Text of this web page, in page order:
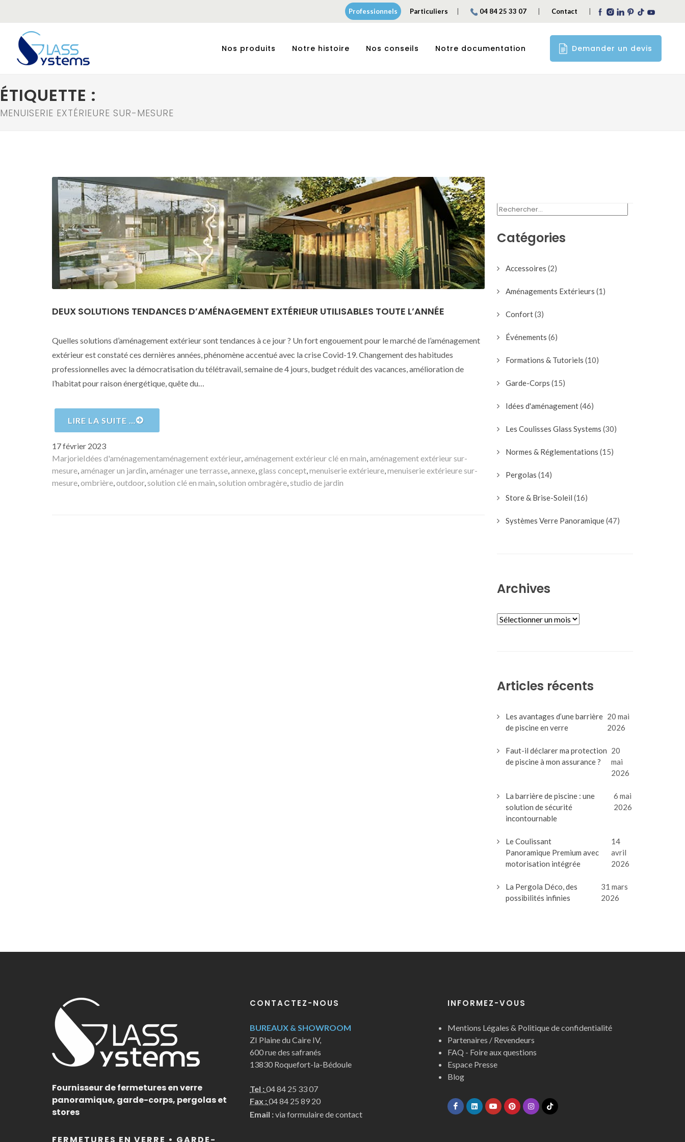
Professionnels Particuliers | 04 84 25 33 07 | Contact |
Nos produits Notre histoire Nos conseils Notre documentation Demander un devis
ÉTIQUETTE :
MENUISERIE EXTÉRIEURE SUR-MESURE
DEUX SOLUTIONS TENDANCES D’AMÉNAGEMENT EXTÉRIEUR UTILISABLES TOUTE L’ANNÉE
Quelles solutions d’aménagement extérieur sont tendances à ce jour ? Un fort engouement pour le marché de l’aménagement
extérieur est constaté ces dernières années, phénomène accentué avec la crise Covid-19. Changement des habitudes
professionnelles avec la démocratisation du télétravail, semaine de 4 jours, budget réduit des vacances, amélioration de
l’habitat pour raison énergétique, quête du…
LIRE LA SUITE …
Publié
le
17 février 2023
Auteur
MarjorieCatégories
Idées d'aménagementMots-
clés
aménagement extérieur,aménagement extérieur clé en main,aménagement extérieur sur-
mesure,aménager un jardin,aménager une terrasse,annexe,glass concept,menuiserie extérieure,menuiserie extérieure sur-
mesure,ombrière,outdoor,solution clé en main,solution ombragère,studio de jardin
RECHERCHER :
Catégories
Accessoires (2)
Aménagements Extérieurs (1)
Confort(3)
Événements (6)
Formations & Tutoriels (10)
Garde-Corps (15)
Idées d'aménagement(46)
Les Coulisses Glass Systems (30)
Normes & Réglementations (15)
Pergolas (14)
Store & Brise-Soleil (16)
Systèmes Verre Panoramique(47)
Archives
ARCHIVES
Articles récents
Les avantages d’une barrière
de piscine en verre
20 mai
2026
Faut-il déclarer ma protection
de piscine à mon assurance ?
20
mai
2026
La barrière de piscine : une
solution de sécurité
incontournable
6 mai
2026
Le Coulissant
Panoramique Premium avec
motorisation intégrée
14
avril
2026
La Pergola Déco, des
possibilités infinies
31 mars
2026
Fournisseur de fermetures en verre
panoramique, garde-corps, pergolas et
stores
CONTACTEZ-NOUS
BUREAUX & SHOWROOM
ZI Plaine du Caire IV,
600 rue des safranés
13830 Roquefort-la-Bédoule
Tel :04 84 25 33 07
Fax :04 84 25 89 20
Email :via formulaire de contact
INFORMEZ-VOUS
Mentions Légales & Politique de confidentialité
Partenaires / Revendeurs
FAQ - Foire aux questions
Espace Presse
Blog